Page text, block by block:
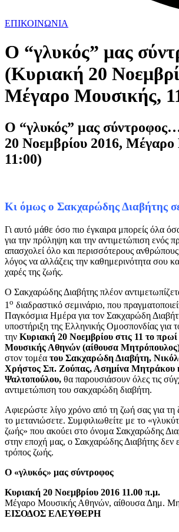
ΕΠΙΚΟΙΝΩΝΙΑ
Ο “γλυκός” μας
(Κυριακή 20
Μέγαρο Μουσικής,
Ο “γλυκός” μας
20 Νοεμβρίου 2016,
11:00)
Κι όμως ο Σακχαρώδης Διαβήτης
Γι αυτό μάθε όσο πιο έγκαιρα μπορείς όλα
για την πρόληψη και την αντιμετώπιση ενός
απασχολεί όλο και περισσότερους
λόγος να αλλάζεις την καθημερινότητα σου
χαρές της ζωής.
Ο Σακχαρώδης Διαβήτης πλέον
1ο διαδραστικό σεμινάριο, που
Παγκόσμια Ημέρα για τον Σακχαρώδη
υποστήριξη της Ελληνικής Ομοσπονδίας για
την Κυριακή 20 Νοεμβρίου στις 11 το
Μουσικής Αθηνών (αίθουσα
στον τομέα του Σακχαρώδη Διαβήτη,
Χρήστος Σπ. Ζούπας, Ασημίνα Μητράκου
Ψαλτοπούλου, θα παρουσιάσουν όλες τις
αντιμετώπιση του σακχαρώδη διαβήτη.
Αφιερώστε λίγο χρόνο από τη ζωή σας για τη
το μετανιώσετε. Συμφιλιωθείτε με το
ζωής» που ακούει στο όνομα Σακχαρώδης
στην εποχή μας, ο Σακχαρώδης Διαβήτης δεν
τρόπος ζωής.
Ο «γλυκός» μας σύντροφος
Κυριακή 20 Νοεμβρίου 2016 11.00 π.μ.
Μέγαρο Μουσικής Αθηνών, αίθουσα Δημ.
ΕΙΣΟΔΟΣ ΕΛΕΥΘΕΡΗ